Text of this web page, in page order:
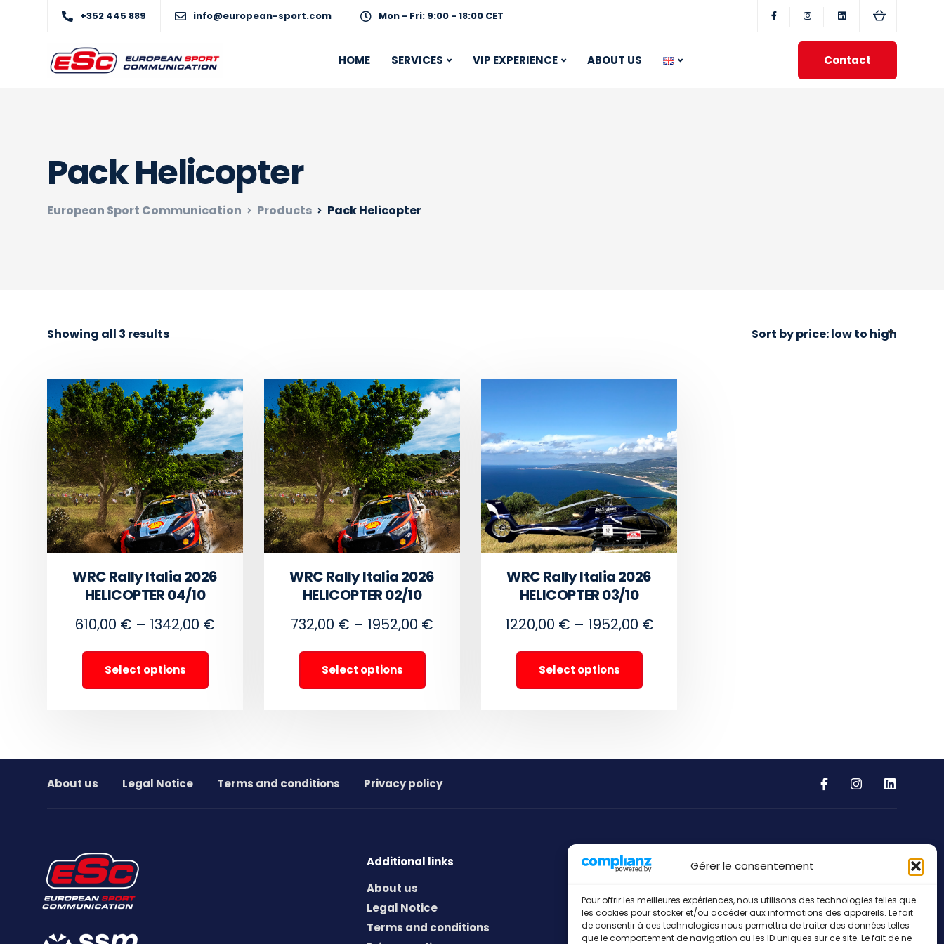
Gérer le consentement
Pour offrir les meilleures expériences, nous utilisons des technologies telles que
les cookies pour stocker et/ou accéder aux informations des appareils. Le fait
de consentir à ces technologies nous permettra de traiter des données telles
que le comportement de navigation ou les ID uniques sur ce site. Le fait de ne
+352 445 889 info@european-sport.com Mon - Fri: 9:00 - 18:00 CET
HOME SERVICES VIP EXPERIENCE ABOUT US Contact
Pack Helicopter
European Sport Communication Products Pack Helicopter
Showing all 3 results
WRC Rally Italia 2026
HELICOPTER 04/10
610,00 € – 1342,00 €
Select options
WRC Rally Italia 2026
HELICOPTER 02/10
732,00 € – 1952,00 €
Select options
WRC Rally Italia 2026
HELICOPTER 03/10
1220,00 € – 1952,00 €
Select options
About us Legal Notice Terms and conditions Privacy policy
Additional links
About us
Legal Notice
Terms and conditions
Address
53, Gruuss-Strooss
L-9991 Weiswampach